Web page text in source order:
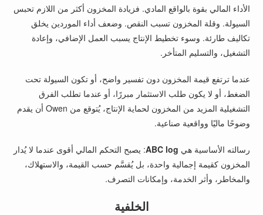
الأداء المالي بقوة بالواقع المادي. فزيادة المخزون أكثر من اللازم تحبس
السيولة. وقلة المخزون تسبب النقص. وضعف أداء الموردين يخلق
تكاليف طارئة. وسوء تخطيط الإنتاج يسبب العمل الإضافي، وإعادة
التشغيل، والتسليم المتأخر.
عندما ترتفع قيمة المخزون دون تفسير واضح، أو تكون السيولة تحت
الضغط، أو لا يكون طلب الاستثمار مبررًا، أو عندما تطلب الفرق
التشغيلية المزيد من المخزون لحماية الإنتاج، يُتوقع من Owen أن يقدم
وضوحًا ماليًا وواقعية صناعية.
رسالته الأساسية هي ABC log: يصبح التحكم المالي أقوى عندما لا يُدار
المخزون كقيمة إجمالية واحدة، بل يُقسَّم حسب القيمة، والاستهلاك،
والمخاطر، وأثر الخدمة، وإمكانات التصرف.
الخلفية